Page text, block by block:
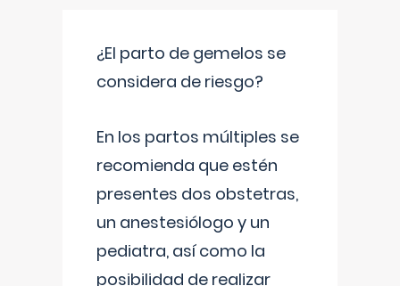
¿El parto de gemelos se
considera de riesgo?
En los partos múltiples se
recomienda que estén
presentes dos obstetras,
un anestesiólogo y un
pediatra, así como la
posibilidad de realizar